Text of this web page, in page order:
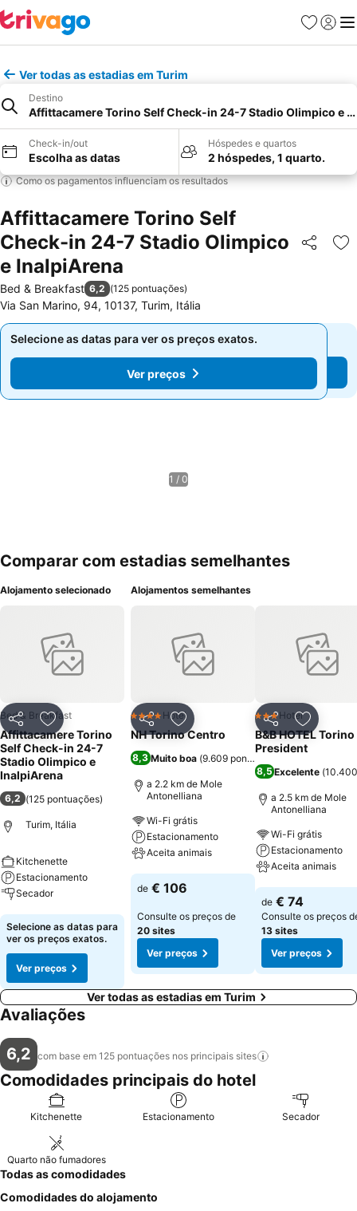
Favoritos
Iniciar
Ver todas as estadias em Turim
Destino
Affittacamere Torino Self Check-in 24-7 Stadio Olimpico e
Check-in/out
Escolha as datas
Hóspedes e quartos
2 hóspedes, 1 quarto.
Como os pagamentos influenciam os resultados
Affittacamere Torino Self
Check-in 24-7 Stadio Olimpico
e InalpiArena
Partilhar
Bed & Breakfast 6,2 (125 pontuações)
Via San Marino, 94, 10137, Turim, Itália
Selecione as datas para ver os preços exatos.
Ver preços
Selecione as datas para ver os preços exatos.
Ver preços
1 / 0
Comparar com estadias semelhantes
Alojamento selecionado
PartilharAdicionar aos favoritos
Bed & Breakfast
Affittacamere Torino
Self Check-in 24-7
Stadio Olimpico e
InalpiArena
6,2 (125 pontuações)
Turim, Itália
Kitchenette
Estacionamento
Secador
Ver preços
Selecione as datas para
ver os preços exatos.
Ver preços
Alojamentos semelhantes
PartilharAdicionar aos favoritos
4 EstrelasHotel
NH Torino Centro
8,3Muito boa (9.609 pontuações
a 2.2 km de Mole
Antonelliana
Wi-Fi grátis
Estacionamento
Aceita animais
Ver preços
de € 106
Consulte os preços de
20 sites
Ver preços
Partilhar
3 Estrelas
Hotel
B&B HOTEL Torino
President
8,5Excelente (
a 2.5 km de Mole
Antonelliana
Wi-Fi grátis
Estacionamento
Aceita animais
Ver preços
de € 74
Consulte os preços
13 sites
Ver preços
Ver todas as estadias em Turim
Avaliações
6,2 com base em 125 pontuações nos principais sites
Comodidades principais do hotel
Kitchenette Estacionamento Secador
Quarto não fumadores
Todas as comodidades
Comodidades do alojamento